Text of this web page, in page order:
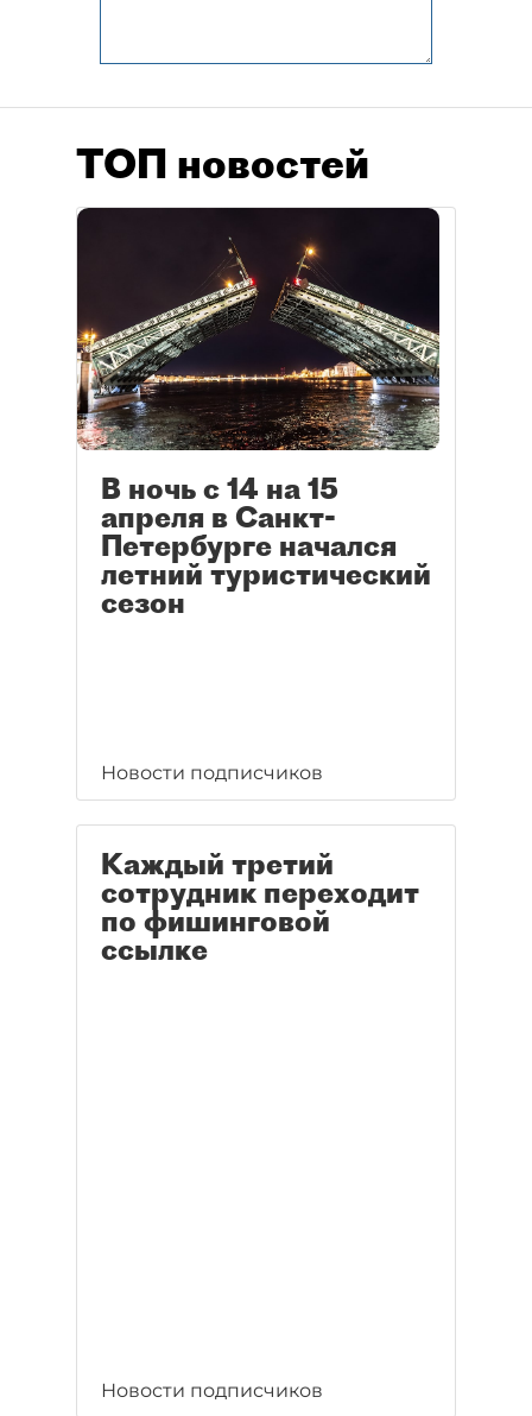
ТОП новостей
В ночь с 14 на 15
апреля в Санкт-
Петербурге начался
летний туристический
сезон
Новости подписчиков
Каждый третий
сотрудник переходит
по фишинговой
ссылке
Новости подписчиков